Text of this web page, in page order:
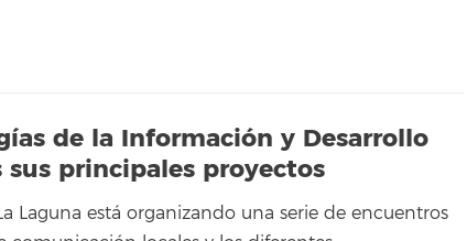
de la Información y Desarrollo
principales proyectos
Laguna está organizando una serie de encuentros